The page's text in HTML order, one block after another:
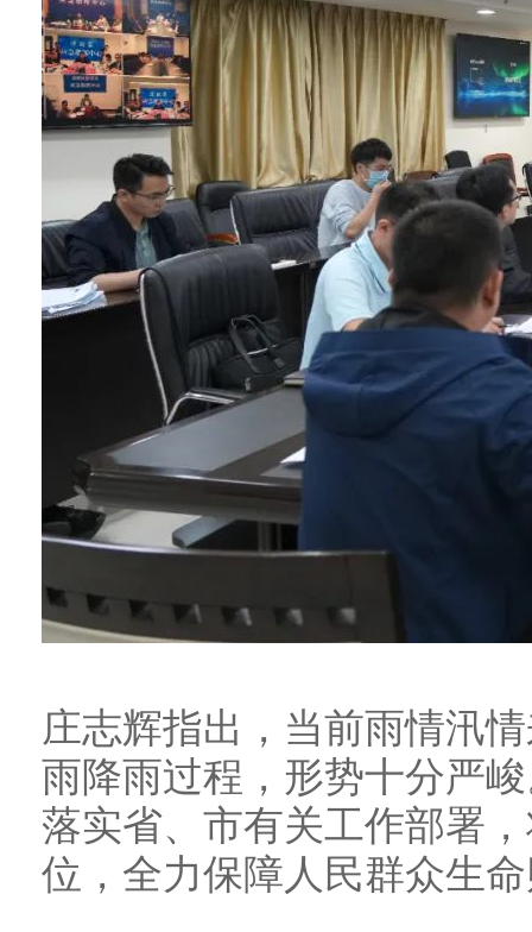
庄志辉指出，当前雨情汛
雨降雨过程，形势十分严
落实省、市有关工作部署
位，全力保障人民群众生